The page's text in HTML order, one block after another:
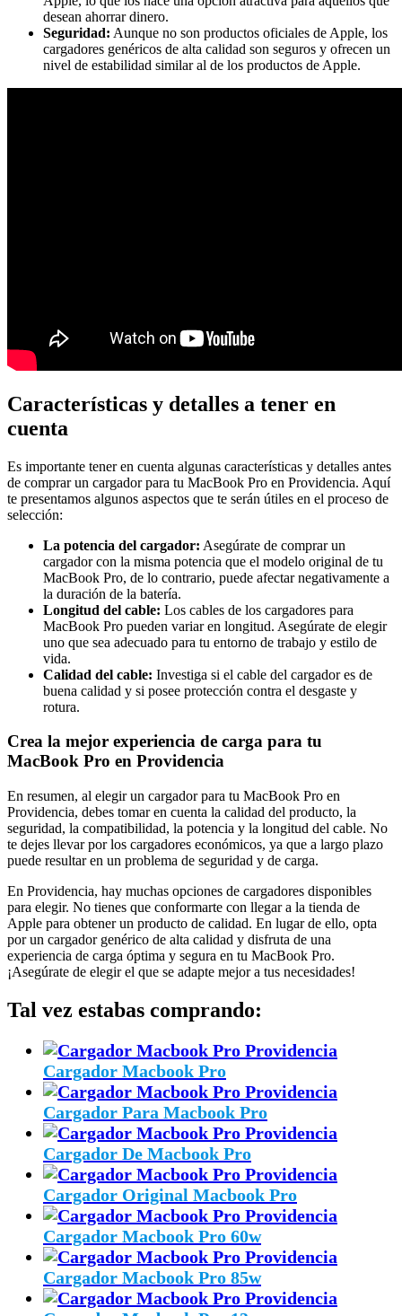
desean ahorrar dinero.
Seguridad: Aunque no son productos oficiales de Apple, los
cargadores genéricos de alta calidad son seguros y ofrecen un
nivel de estabilidad similar al de los productos de Apple.
Características y detalles a tener en
cuenta
Es importante tener en cuenta algunas características y detalles antes
de comprar un cargador para tu MacBook Pro en Providencia. Aquí
te presentamos algunos aspectos que te serán útiles en el proceso de
selección:
La potencia del cargador: Asegúrate de comprar un
cargador con la misma potencia que el modelo original de tu
MacBook Pro, de lo contrario, puede afectar negativamente a
la duración de la batería.
Longitud del cable: Los cables de los cargadores para
MacBook Pro pueden variar en longitud. Asegúrate de elegir
uno que sea adecuado para tu entorno de trabajo y estilo de
vida.
Calidad del cable: Investiga si el cable del cargador es de
buena calidad y si posee protección contra el desgaste y
rotura.
Crea la mejor experiencia de carga para tu
MacBook Pro en Providencia
En resumen, al elegir un cargador para tu MacBook Pro en
Providencia, debes tomar en cuenta la calidad del producto, la
seguridad, la compatibilidad, la potencia y la longitud del cable. No
te dejes llevar por los cargadores económicos, ya que a largo plazo
puede resultar en un problema de seguridad y de carga.
En Providencia, hay muchas opciones de cargadores disponibles
para elegir. No tienes que conformarte con llegar a la tienda de
Apple para obtener un producto de calidad. En lugar de ello, opta
por un cargador genérico de alta calidad y disfruta de una
experiencia de carga óptima y segura en tu MacBook Pro.
¡Asegúrate de elegir el que se adapte mejor a tus necesidades!
Tal vez estabas comprando:
Cargador Macbook Pro
Cargador Para Macbook Pro
Cargador De Macbook Pro
Cargador Original Macbook Pro
Cargador Macbook Pro 60w
Cargador Macbook Pro 85w